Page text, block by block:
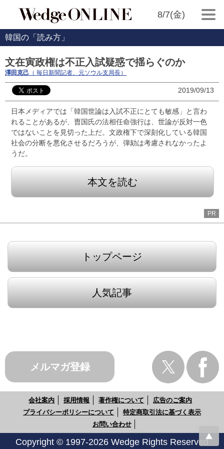
8/7(金)
韓国の「読み方」
文在寅政権は不正入試疑惑で揺らぐのか
澤田克己 （ 毎日新聞記者、元ソウル支局長）
2019/09/13
日本メディアでは「韓国世論は入試不正にとても敏感」と言わ
れることがあるが、曺国氏の法相任命強行は、世論が反対一色
ではないことを見切った上だ。文政権下で深刻化している韓国
社会の分断を悪化させるだろうが、弾劾は考慮されなかったよ
うだ。
本文を読む
PR
トップページ
人気記事
メルマガ登録
会社案内 採用情報 著作権について
広告のご案内
プライバシーポリシーについて
特定商取引法に基づく表示
お問い合わせ
Copyright © 1997-2026 Wedge Rights Reserved